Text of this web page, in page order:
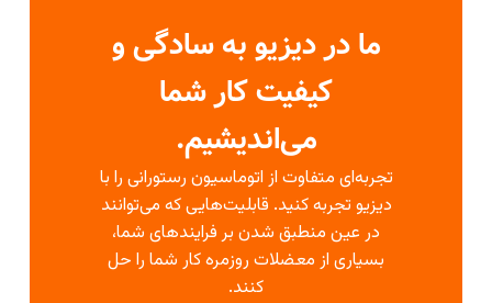
ما در دیزیو به سادگی و
کیفیت کار شما
می‌اندیشیم.
تجربه‌ای متفاوت از اتوماسیون رستورانی را با
دیزیو تجربه کنید. قابلیت‌هایی که می‌توانند
در عین منطبق شدن بر فرایندهای شما،
بسیاری از معضلات روزمره کار شما را حل
کنند.